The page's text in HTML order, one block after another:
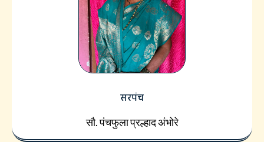
सरपंच
सौ. पंचफुला प्रल्हाद अंभोरे